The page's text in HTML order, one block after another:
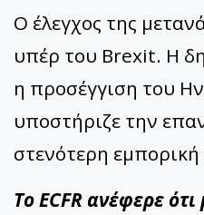
Ο έλεγχος της
υπέρ του Brexit. Η
η προσέγγιση του
υποστήριζε την
στενότερη
Το ECFR ανέφερε